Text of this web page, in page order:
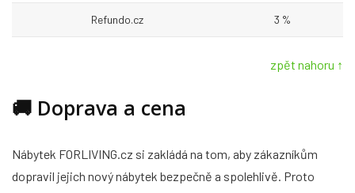
Refundo.cz 3 %
zpět nahoru ↑
🚚 Doprava a cena
Nábytek FORLIVING.cz si zakládá na tom, aby zákazníkům
dopravil jejich nový nábytek bezpečně a spolehlivě. Proto